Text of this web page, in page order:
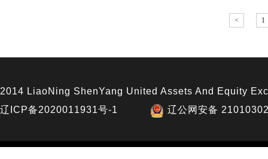
< 1
2014 LiaoNing ShenYang United Assets And Equity
辽ICP备2020011931号-1
辽公网安备